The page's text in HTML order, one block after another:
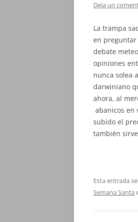
Deja un
La trampa
en preguntar
debate
opiniones
nunca solea
darwiniano
ahora, al
abanicos en
subido el
también
Esta entrada
Semana Santa